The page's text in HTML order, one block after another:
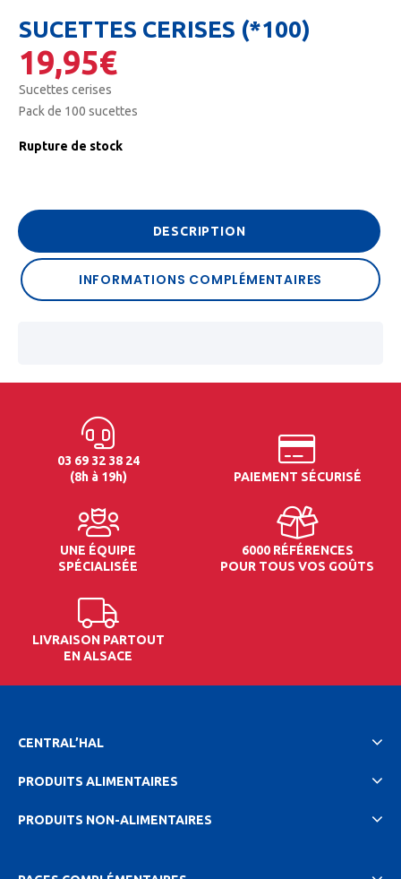
SUCETTES CERISES (*100)
19,95€
Sucettes cerises
Pack de 100 sucettes
Rupture de stock
DESCRIPTION
INFORMATIONS COMPLÉMENTAIRES
03 69 32 38 24
(8h à 19h)
PAIEMENT SÉCURISÉ
UNE ÉQUIPE
SPÉCIALISÉE
6000 RÉFÉRENCES
POUR TOUS VOS GOÛTS
LIVRAISON PARTOUT
EN ALSACE
CENTRAL’HAL
PRODUITS ALIMENTAIRES
PRODUITS NON-ALIMENTAIRES